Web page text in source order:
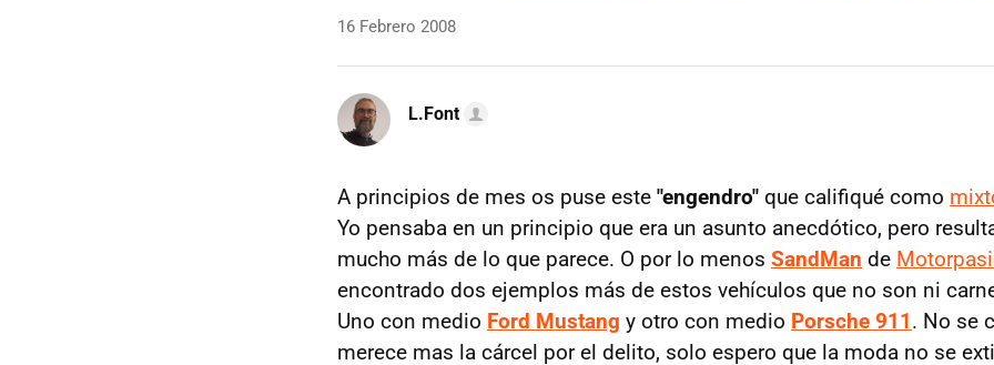
16 Febrero 2008
L.Font
A principios de mes os puse este "engendro" que califiqué como
Yo pensaba en un principio que era un asunto anecdótico, pero
mucho más de lo que parece. O por lo menos SandMan de
encontrado dos ejemplos más de estos vehículos que no son ni
Uno con medio Ford Mustang y otro con medio Porsche 911. No se
merece mas la cárcel por el delito, solo espero que la moda no se